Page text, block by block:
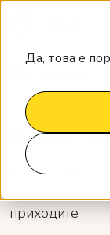
Да, това е
КАТЕГОРИЯ
приходите